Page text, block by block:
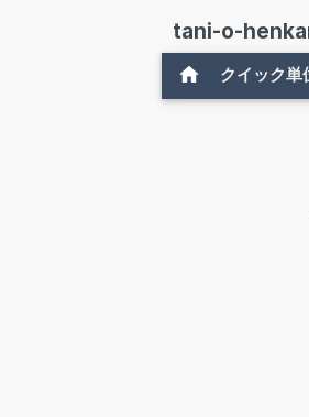
tani-o-
クイック単